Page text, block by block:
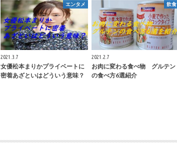
エンタメ
2021.3.7
女優松本まりかプライベートに
密着あざといはどういう意味？
飲食
2021.2.7
お肉に変わる食べ物 グルテン
の食べ方6選紹介